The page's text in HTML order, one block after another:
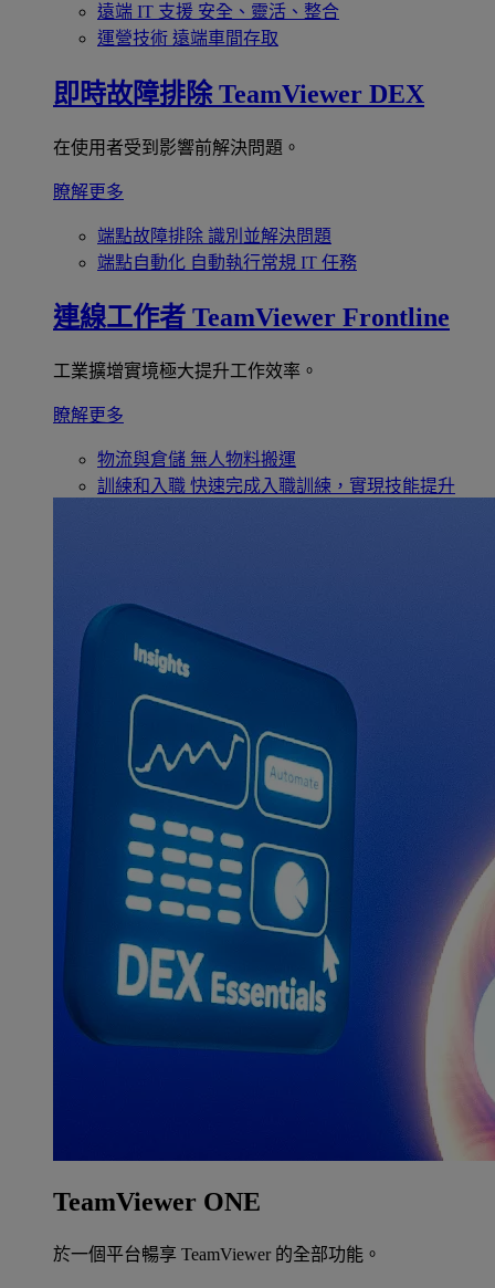
遠端 IT 支援 安全、靈活、整合
運營技術 遠端車間存取
即時故障排除 TeamViewer DEX
在使用者受到影響前解決問題。
瞭解更多
端點故障排除 識別並解決問題
端點自動化 自動執行常規 IT 任務
連線工作者 TeamViewer Frontline
工業擴增實境極大提升工作效率。
瞭解更多
物流與倉儲 無人物料搬運
訓練和入職 快速完成入職訓練，實現技能提升
TeamViewer ONE
於一個平台暢享 TeamViewer 的全部功能。